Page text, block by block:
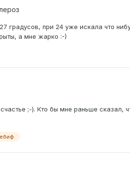
при 24 уже искала что
а мне жарко :-)
;-). Кто бы мне раньше сказал,